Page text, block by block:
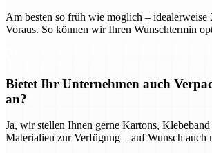
Am besten so früh wie möglich – idealerweise
Voraus. So können wir Ihren Wunschtermin
Bietet Ihr Unternehmen auch
an?
Ja, wir stellen Ihnen gerne Kartons,
Materialien zur Verfügung – auf Wunsch auch